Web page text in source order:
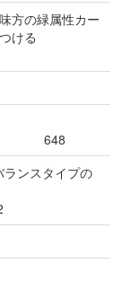
方の緑属性カー
ける
648
ンスタイプの